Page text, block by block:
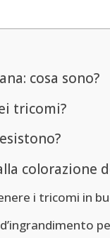
cosa sono?
tricomi?
colorazione
i tricomi in